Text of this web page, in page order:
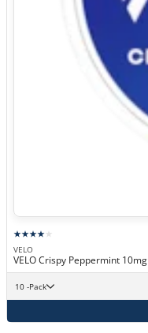
VELO
VELO Crispy Peppermint 10mg
10 -Pack